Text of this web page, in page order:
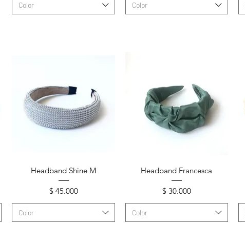
Color Color
Vista rápida
Headband Shine M
Precio
$ 45.000
Color
Vista rápida
Headband Francesca
Precio
$ 30.000
Color